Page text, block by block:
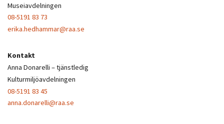
Museiavdelningen
08-5191 83 73
erika.hedhammar@raa.se
Kontakt
Anna Donarelli – tjänstledig
Kulturmiljöavdelningen
08-5191 83 45
anna.donarelli@raa.se